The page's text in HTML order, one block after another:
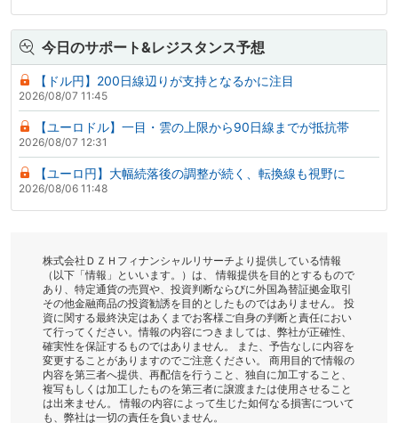
今日のサポート&レジスタンス予想
【ドル円】200日線辺りが支持となるかに注目
2026/08/07 11:45
【ユーロドル】一目・雲の上限から90日線までが抵抗帯
2026/08/07 12:31
【ユーロ円】大幅続落後の調整が続く、転換線も視野に
2026/08/06 11:48
株式会社ＤＺＨフィナンシャルリサーチより提供している情報
（以下「情報」といいます。）は、 情報提供を目的とするもので
あり、特定通貨の売買や、投資判断ならびに外国為替証拠金取引
その他金融商品の投資勧誘を目的としたものではありません。 投
資に関する最終決定はあくまでお客様ご自身の判断と責任におい
て行ってください。情報の内容につきましては、弊社が正確性、
確実性を保証するものではありません。 また、予告なしに内容を
変更することがありますのでご注意ください。 商用目的で情報の
内容を第三者へ提供、再配信を行うこと、独自に加工すること、
複写もしくは加工したものを第三者に譲渡または使用させること
は出来ません。 情報の内容によって生じた如何なる損害について
も、弊社は一切の責任を負いません。